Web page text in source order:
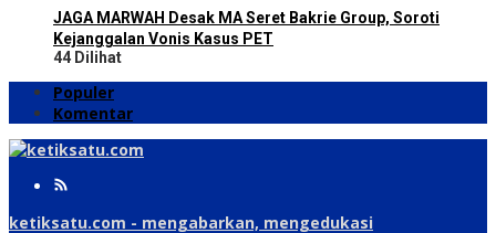
JAGA MARWAH Desak MA Seret Bakrie Group, Soroti
Kejanggalan Vonis Kasus PET
44 Dilihat
Populer
Komentar
ketiksatu.com - mengabarkan, mengedukasi